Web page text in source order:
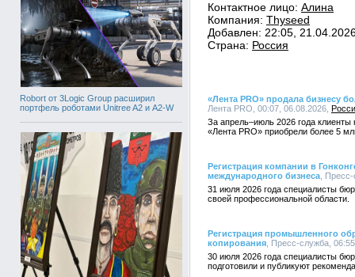
Robort от 3Logic Group расширил
портфель роботами Unitree A2 и A2-W
Контактное лицо: Алина
Компания: Thyseed
Добавлен: 22:05,
Страна: Россия
«Лента PRO» продала бизнесу
Лента PRO, 00:07, 06.08.2026,
За апрель–июль 2026 года клиенты
«Лента PRO» приобрели более 5
Регистрация компании в
международного бизнеса ,
31 июля 2026 года специалисты
своей профессиональной области.
Регистрация промышленного
копирования , Пресс-служба,
30 июля 2026 года специалисты
подготовили и публикуют